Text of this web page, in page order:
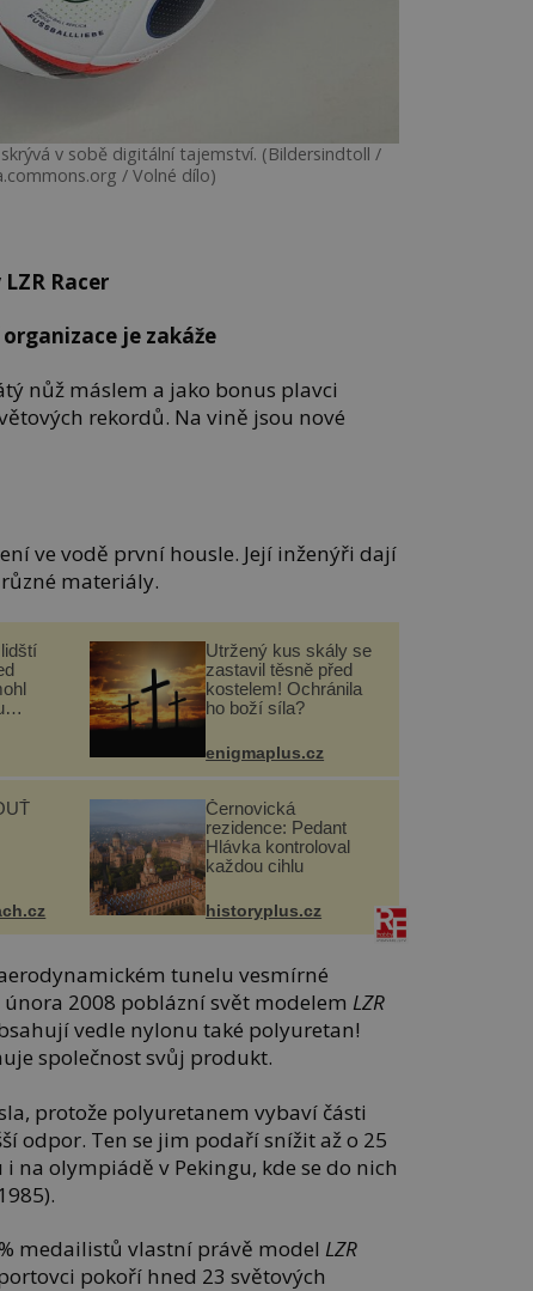
v sobě digitální tajemství. (Bildersindtoll /
/ Volné dílo)
Racer
je zakáže
nůž máslem a jako bonus plavci
rekordů. Na vině jsou nové
ve vodě první housle. Její inženýři dají
materiály.
Utržený kus skály se
zastavil těsně před
kostelem! Ochránila
ho boží síla?
enigmaplus.cz
Černovická
rezidence: Pedant
Hlávka kontroloval
každou cihlu
historyplus.cz
tunelu vesmírné
února 2008 poblázní svět modelem LZR
vedle nylonu také polyuretan!
společnost svůj produkt.
protože polyuretanem vybaví části
odpor. Ten se jim podaří snížit až o 25
i na olympiádě v Pekingu, kde se do nich
medailistů vlastní právě model LZR
pokoří hned 23 světových